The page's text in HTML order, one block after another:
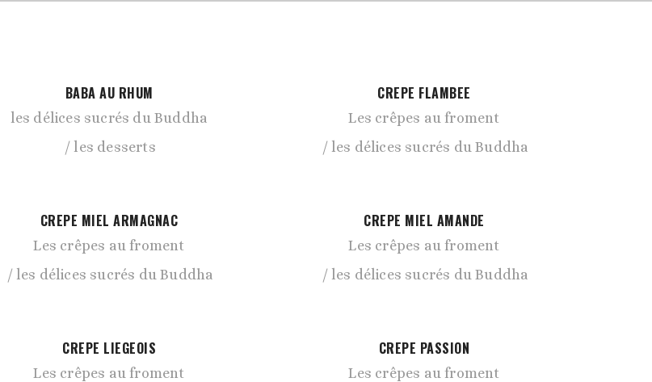
BABA AU RHUM
les délices sucrés du Buddha
les desserts
CREPE FLAMBEE
Les crêpes au froment
les délices sucrés du Buddha
CREPE MIEL ARMAGNAC
Les crêpes au froment
les délices sucrés du Buddha
CREPE MIEL AMANDE
Les crêpes au froment
les délices sucrés du Buddha
CREPE LIEGEOIS
Les crêpes au froment
CREPE PASSION
Les crêpes au froment